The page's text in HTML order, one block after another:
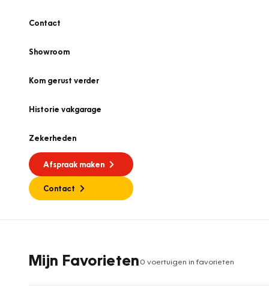
Contact
Showroom
Kom gerust verder
Historie vakgarage
Zekerheden
Afspraak maken
Contact
Mijn Favorieten0 voertuigen in favorieten